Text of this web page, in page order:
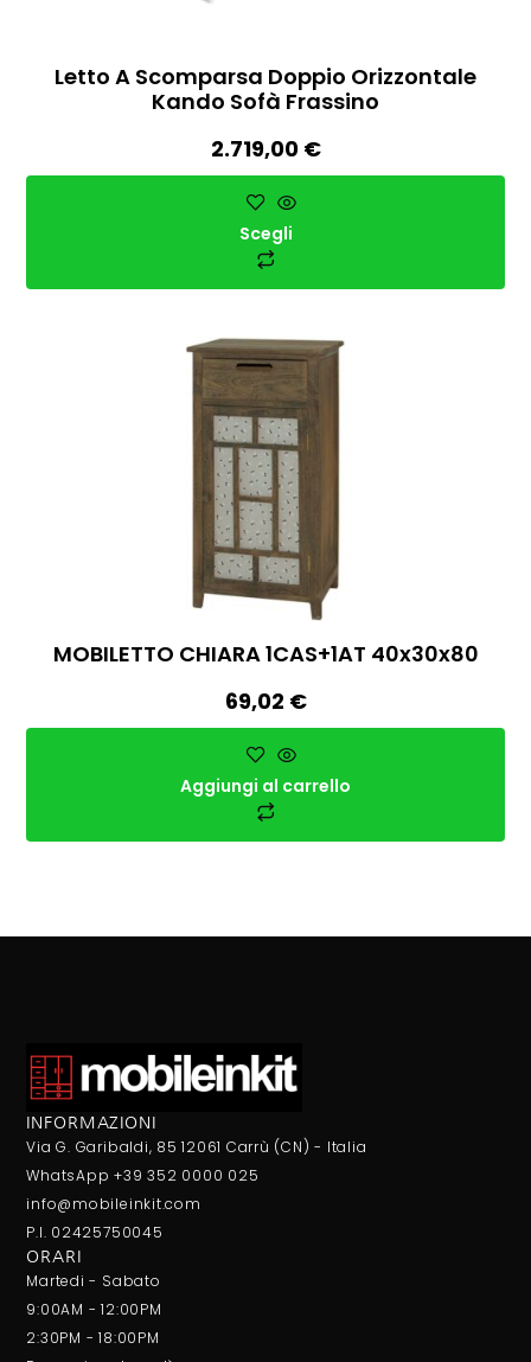
Letto A Scomparsa Doppio Orizzontale
Kando Sofà Frassino
2.719,00 €
Scegli
MOBILETTO CHIARA 1CAS+1AT 40x30x80
69,02 €
Aggiungi al carrello
INFORMAZIONI
Via G. Garibaldi, 85 12061 Carrù (CN) - Italia
WhatsApp +39 352 0000 025
info@mobileinkit.com
P.I. 02425750045
ORARI
Martedi - Sabato
9:00AM - 12:00PM
2:30PM - 18:00PM